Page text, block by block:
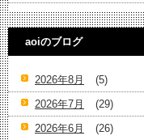
aoiのブログ
2026年8月
(5)
2026年7月
(29)
2026年6月
(26)